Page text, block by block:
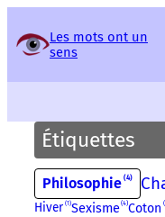
Les mots ont un
sens
Étiquettes
Philosophie 4
Hiver 1 Sexisme 4 Coton
Panneau de gestion des